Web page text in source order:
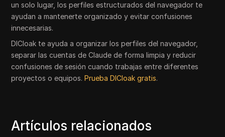
un solo lugar, los perfiles estructurados del navegador te
ayudan a mantenerte organizado y evitar confusiones
innecesarias.
DICloak te ayuda a organizar los perfiles del navegador,
separar las cuentas de Claude de forma limpia y reducir
confusiones de sesión cuando trabajas entre diferentes
proyectos o equipos.Prueba DICloak gratis.
Artículos relacionados